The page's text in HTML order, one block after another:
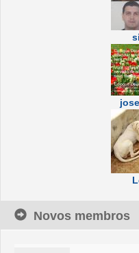
Novos membros